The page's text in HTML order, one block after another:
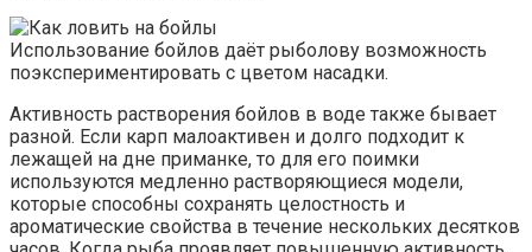
Использование бойлов даёт рыболову возможность
поэкспериментировать с цветом насадки.
Активность растворения бойлов в воде также бывает
разной. Если карп малоактивен и долго подходит к
лежащей на дне приманке, то для его поимки
используются медленно растворяющиеся модели,
которые способны сохранять целостность и
ароматические свойства в течение нескольких десятков